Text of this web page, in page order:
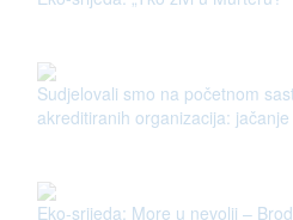
Sudjelovali smo na početnom
akreditiranih organizacija:
Eko-srijeda: More u nevolji –